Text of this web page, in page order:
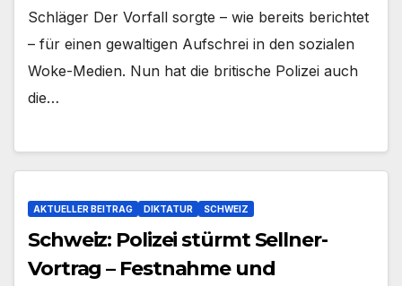
Schläger Der Vorfall sorgte – wie bereits berichtet
– für einen gewaltigen Aufschrei in den sozialen
Woke-Medien. Nun hat die britische Polizei auch
die…
AKTUELLER BEITRAG DIKTATUR SCHWEIZ
Schweiz: Polizei stürmt Sellner-
Vortrag – Festnahme und